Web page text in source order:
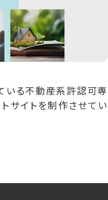
いる不動産系許認可専
サイトを制作させてい